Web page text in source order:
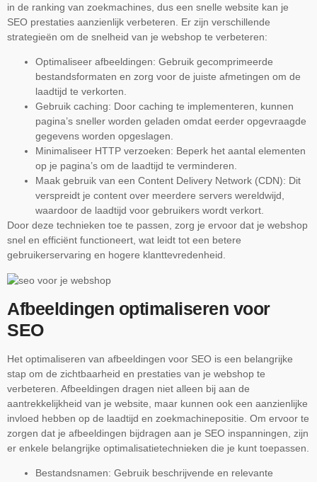
in de ranking van zoekmachines, dus een snelle website kan je
SEO prestaties aanzienlijk verbeteren. Er zijn verschillende
strategieën om de snelheid van je webshop te verbeteren:
Optimaliseer afbeeldingen: Gebruik gecomprimeerde
bestandsformaten en zorg voor de juiste afmetingen om de
laadtijd te verkorten.
Gebruik caching: Door caching te implementeren, kunnen
pagina’s sneller worden geladen omdat eerder opgevraagde
gegevens worden opgeslagen.
Minimaliseer HTTP verzoeken: Beperk het aantal elementen
op je pagina’s om de laadtijd te verminderen.
Maak gebruik van een Content Delivery Network (CDN): Dit
verspreidt je content over meerdere servers wereldwijd,
waardoor de laadtijd voor gebruikers wordt verkort.
Door deze technieken toe te passen, zorg je ervoor dat je webshop
snel en efficiënt functioneert, wat leidt tot een betere
gebruikerservaring en hogere klanttevredenheid.
Afbeeldingen optimaliseren voor
SEO
Het optimaliseren van afbeeldingen voor SEO is een belangrijke
stap om de zichtbaarheid en prestaties van je webshop te
verbeteren. Afbeeldingen dragen niet alleen bij aan de
aantrekkelijkheid van je website, maar kunnen ook een aanzienlijke
invloed hebben op de laadtijd en zoekmachinepositie. Om ervoor te
zorgen dat je afbeeldingen bijdragen aan je SEO inspanningen, zijn
er enkele belangrijke optimalisatietechnieken die je kunt toepassen.
Bestandsnamen: Gebruik beschrijvende en relevante